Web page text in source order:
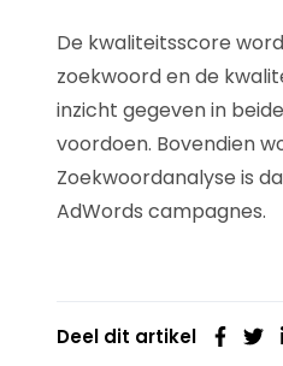
De kwaliteitsscore
zoekwoord en de
inzicht gegeven in
voordoen. Bovendien
Zoekwoordanalyse is
AdWords campagnes.
Deel dit artikel